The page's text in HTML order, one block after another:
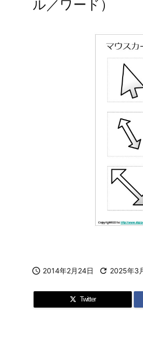
ル／ワード）
 2014年2月24日  2025年3
Twitter